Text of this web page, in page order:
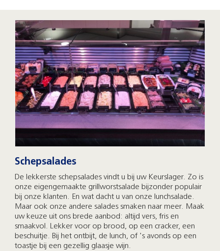
Schepsalades
De lekkerste schepsalades vindt u bij uw Keurslager. Zo is
onze eigengemaakte grillworstsalade bijzonder populair
bij onze klanten. En wat dacht u van onze lunchsalade.
Maar ook onze andere salades smaken naar meer. Maak
uw keuze uit ons brede aanbod: altijd vers, fris en
smaakvol. Lekker voor op brood, op een cracker, een
beschuitje. Bij het ontbijt, de lunch, of 's avonds op een
toastje bij een gezellig glaasje wijn.